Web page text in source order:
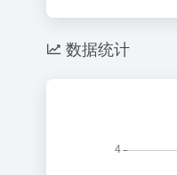
数据统计